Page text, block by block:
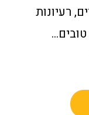
רעיונות